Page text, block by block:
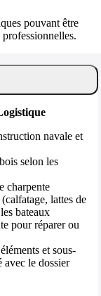
pouvant être
navale et
selon les
charpente
lattes de
bateaux
pour réparer ou
et sous-
avec le dossier